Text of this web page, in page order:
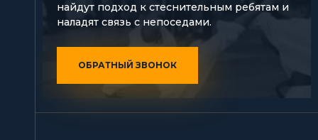
найдут подход к стеснительным ребятам и
наладят связь с непоседами.
ОБРАТНЫЙ ЗВОНОК